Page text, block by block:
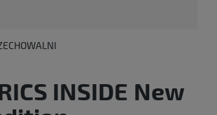
INSIDE New